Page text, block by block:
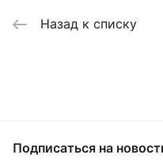
Назад к списку
Подписаться на